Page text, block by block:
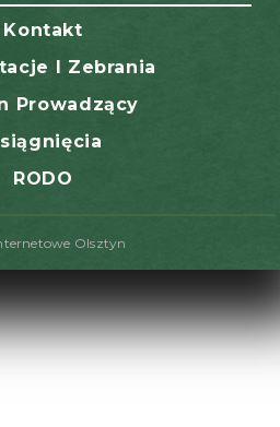
Kontakt
I Zebrania
Prowadzący
RODO
Olsztyn